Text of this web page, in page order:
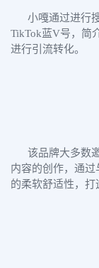
小嘎通过进行搜
TikTok蓝V号，简
进行引流转化。
该品牌大多数邀
内容的创作，通
的柔软舒适性，打